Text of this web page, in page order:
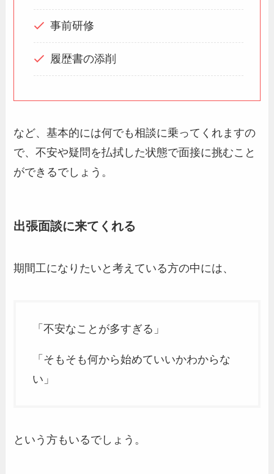
事前研修
履歴書の添削
など、基本的には何でも相談に乗ってくれますの
で、不安や疑問を払拭した状態で面接に挑むこと
ができるでしょう。
出張面談に来てくれる
期間工になりたいと考えている方の中には、
「不安なことが多すぎる」
「そもそも何から始めていいかわからな
い」
という方もいるでしょう。